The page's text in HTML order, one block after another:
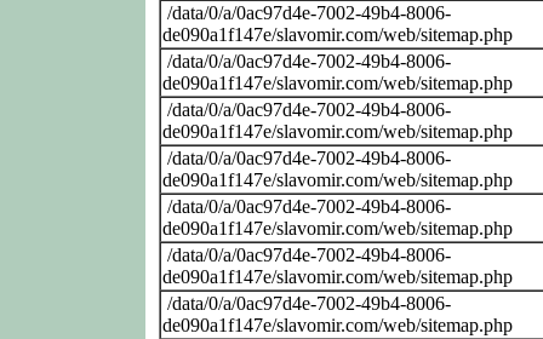
/data/0/a/0ac97d4e-7002-49b4-8006-
de090a1f147e/slavomir.com/web/sitemap.php
/data/0/a/0ac97d4e-7002-49b4-8006-
de090a1f147e/slavomir.com/web/sitemap.php
/data/0/a/0ac97d4e-7002-49b4-8006-
de090a1f147e/slavomir.com/web/sitemap.php
/data/0/a/0ac97d4e-7002-49b4-8006-
de090a1f147e/slavomir.com/web/sitemap.php
/data/0/a/0ac97d4e-7002-49b4-8006-
de090a1f147e/slavomir.com/web/sitemap.php
/data/0/a/0ac97d4e-7002-49b4-8006-
de090a1f147e/slavomir.com/web/sitemap.php
/data/0/a/0ac97d4e-7002-49b4-8006-
de090a1f147e/slavomir.com/web/sitemap.php